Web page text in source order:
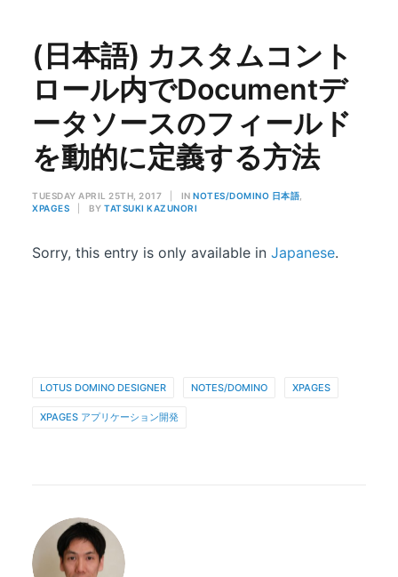
(日本語) カスタムコント
ロール内でDocumentデ
ータソースのフィールド
を動的に定義する方法
TUESDAY APRIL 25TH, 2017 IN NOTES/DOMINO 日本語
XPAGES
BY TATSUKI KAZUNORI
Sorry, this entry is only available in Japanese.
LOTUS DOMINO DESIGNER NOTES/DOMINO XPAGES
XPAGES アプリケーション開発